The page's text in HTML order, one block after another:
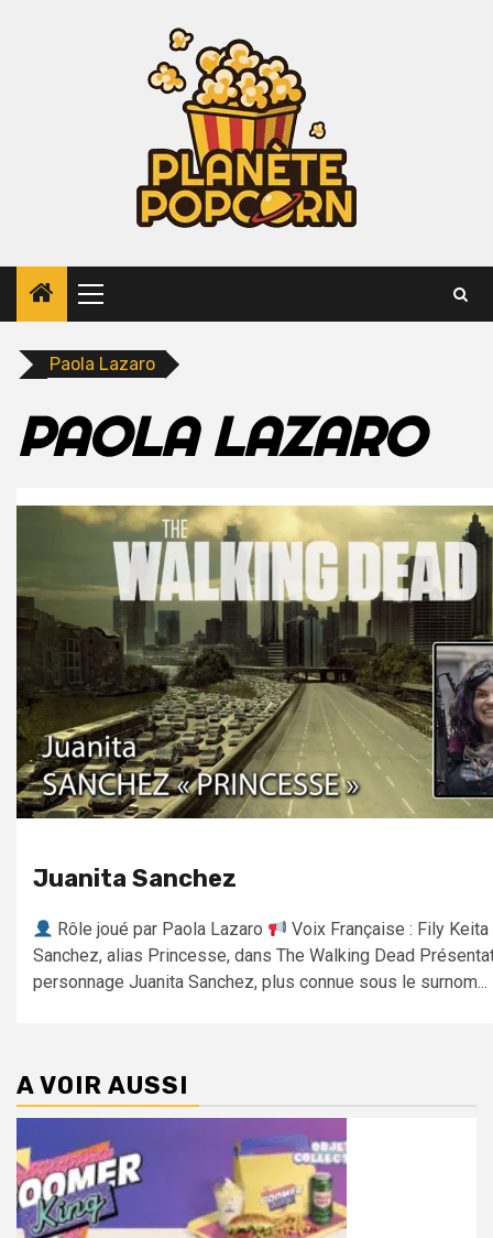
Primary
Menu
Paola Lazaro
PAOLA LAZARO
Juanita Sanchez
Rôle joué par Paola Lazaro
Voix Française : Fily
Sanchez, alias Princesse, dans The Walking Dead
personnage Juanita Sanchez, plus connue sous le surnom...
A VOIR AUSSI